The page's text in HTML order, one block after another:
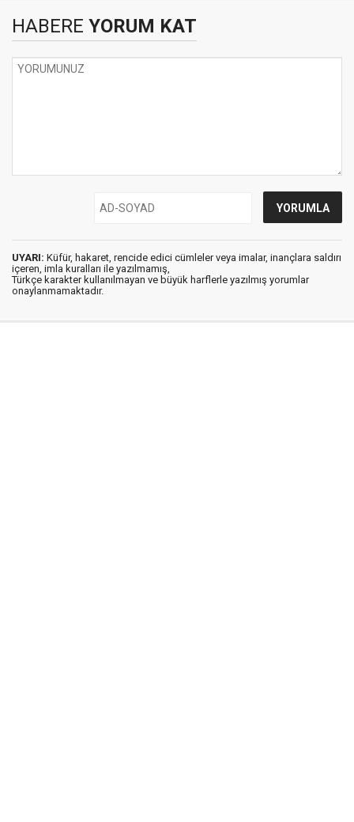
HABERE YORUM KAT
UYARI: Küfür, hakaret, rencide edici cümleler veya imalar, inançlara saldırı
içeren, imla kuralları ile yazılmamış,
Türkçe karakter kullanılmayan ve büyük harflerle yazılmış yorumlar
onaylanmamaktadır.